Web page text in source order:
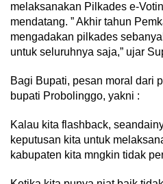
melaksanakan Pilkades e-
mendatang. ” Akhir tahun
mengadakan pilkades
untuk seluruhnya saja,” ujar
Bagi Bupati, pesan moral dari
bupati Probolinggo, yakni :
Kalau kita flashback,
keputusan kita untuk
kabupaten kita mngkin tidak